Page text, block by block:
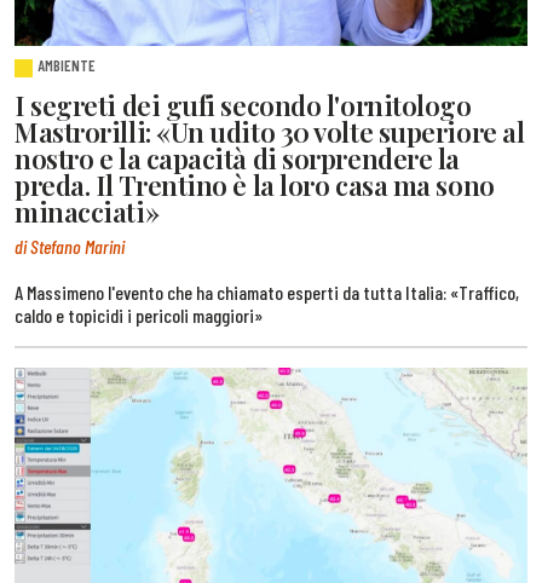
AMBIENTE
I segreti dei gufi secondo l'ornitologo
Mastrorilli: «Un udito 30 volte superiore al
nostro e la capacità di sorprendere la
preda. Il Trentino è la loro casa ma sono
minacciati»
di Stefano Marini
A Massimeno l'evento che ha chiamato esperti da tutta Italia: «Traffico,
caldo e topicidi i pericoli maggiori»